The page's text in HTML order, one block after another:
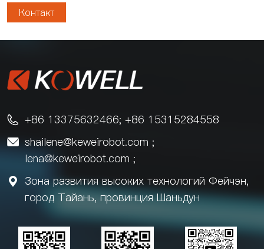
Контакт
 +86 13375632466; +86 15315284558
 shailene@keweirobot.com ;
lena@keweirobot.com ;

Зона развития высоких технологий Фейчэн,
город Тайань, провинция Шаньдун